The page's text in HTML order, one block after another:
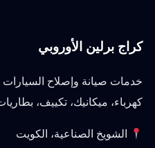
كراج برلين الأوروبي
خدمات صيانة وإصلاح
كهرباء، ميكانيك، تكييف،
الشويخ الصناعية، الكويت